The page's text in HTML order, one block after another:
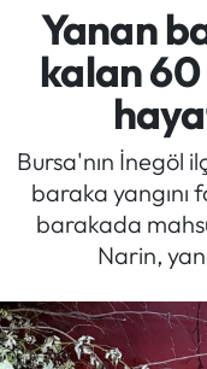
Yanan
kalan 60
Bursa'nın İnegöl
baraka yangını
barakada
Narin,
Türkiye
Kültür/Sanat
Politika
Politik Kulis
Dünya
Magazin
Trabzon Trafik
Süper Lig
Tüm Manşetler
Son Dakika
Haber Arşivi